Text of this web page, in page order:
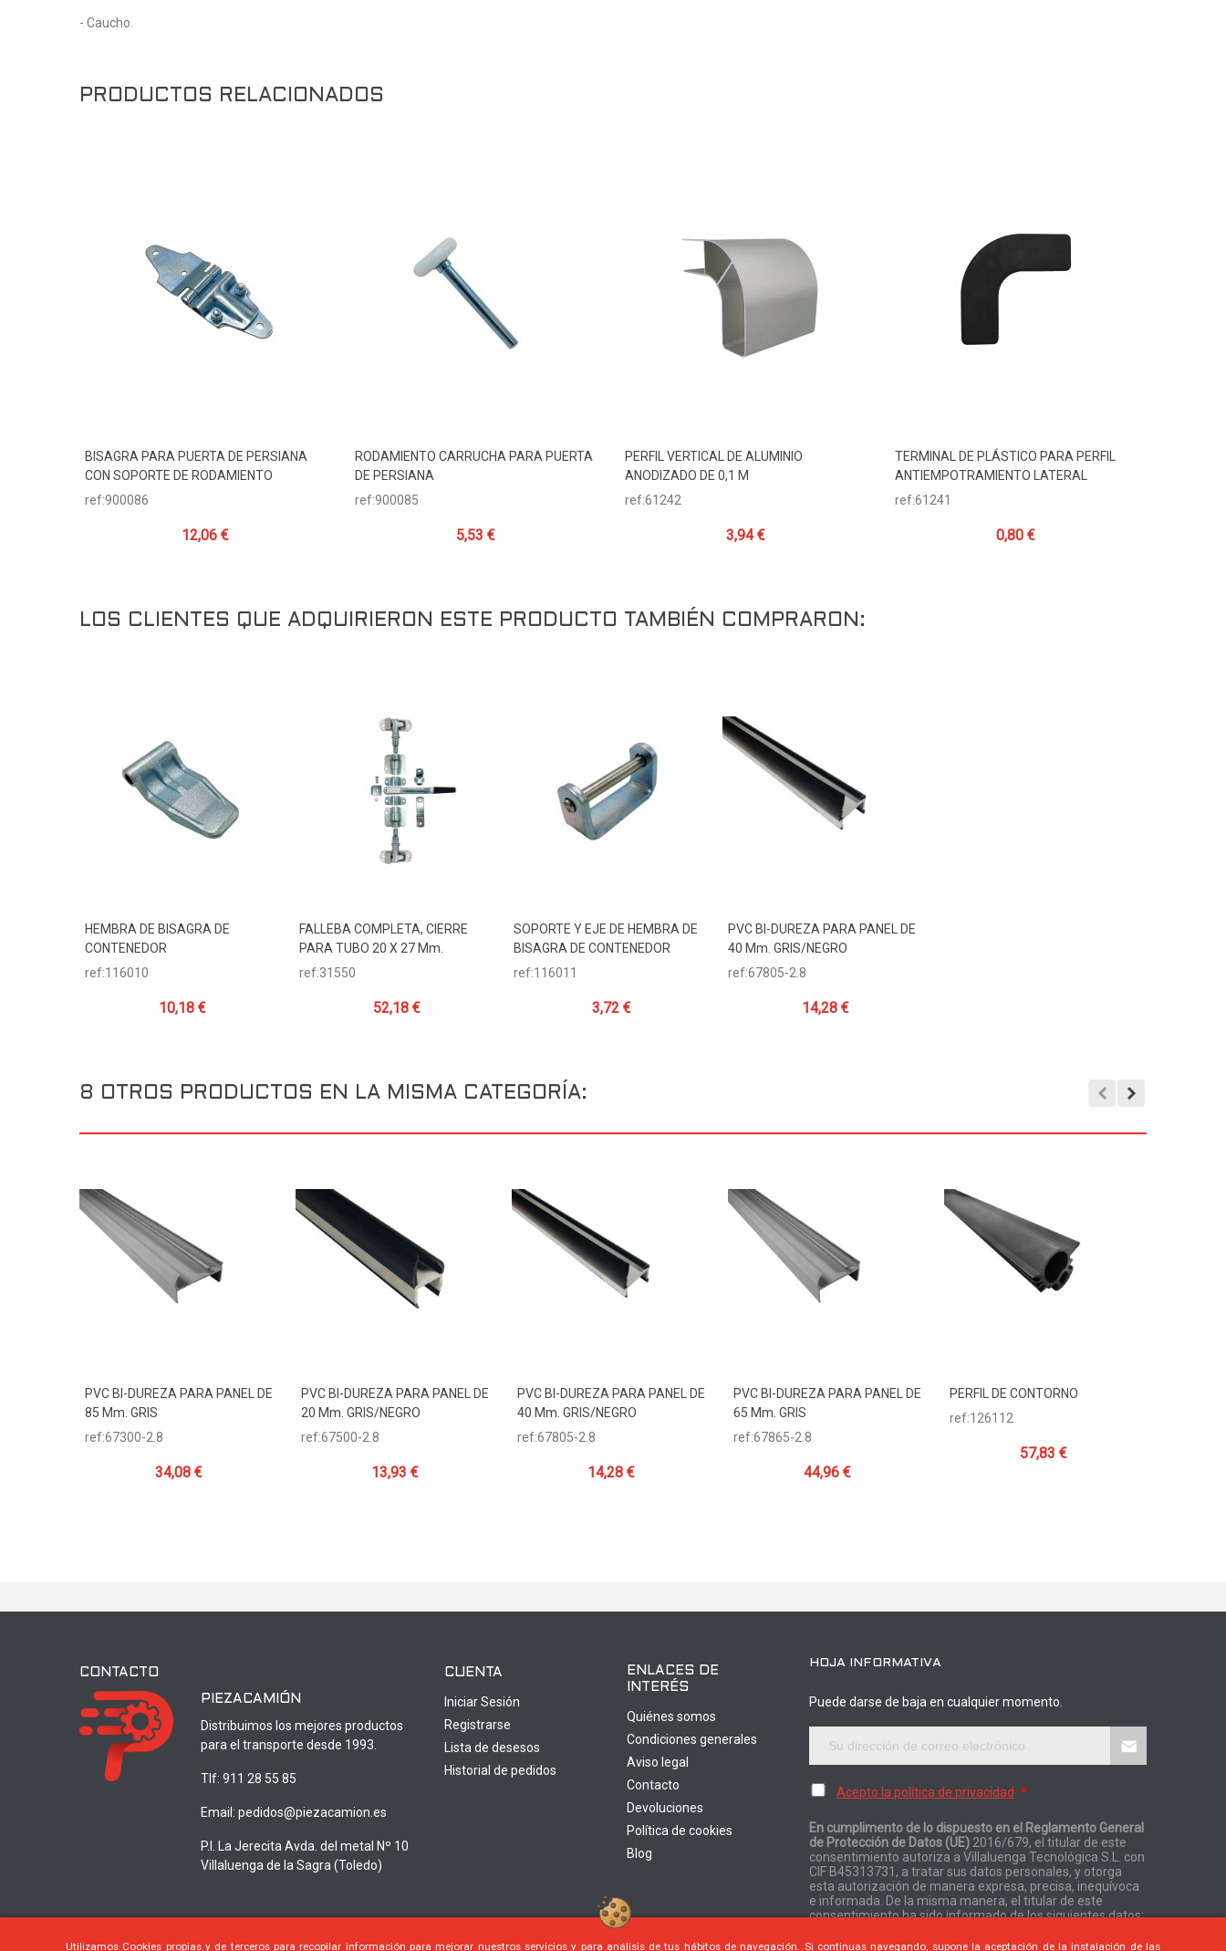
Utilizamos Cookies propias y de terceros para recopilar información para mejorar nuestros servicios y para análisis de tus hábitos de navegación. Si continuas navegando, supone la aceptación de la instalación de las
- Caucho.
PRODUCTOS RELACIONADOS
Añadir Al Carrito
BISAGRA PARA PUERTA DE PERSIANA
CON SOPORTE DE RODAMIENTO
ref:900086
12,06 €
Añadir Al Carrito
RODAMIENTO CARRUCHA PARA PUERTA
DE PERSIANA
ref:900085
5,53 €
Añadir Al Carrito
PERFIL VERTICAL DE ALUMINIO
ANODIZADO DE 0,1 M
ref:61242
3,94 €
Añadir Al Carrito
TERMINAL DE PLÁSTICO PARA PERFIL
ANTIEMPOTRAMIENTO LATERAL
ref:61241
0,80 €
LOS CLIENTES QUE ADQUIRIERON ESTE PRODUCTO TAMBIÉN COMPRARON:
Añadir Al Carrito
HEMBRA DE BISAGRA DE
CONTENEDOR
ref:116010
10,18 €
Añadir Al Carrito
FALLEBA COMPLETA, CIERRE
PARA TUBO 20 X 27 Mm.
ref:31550
52,18 €
Añadir Al Carrito
SOPORTE Y EJE DE HEMBRA DE
BISAGRA DE CONTENEDOR
ref:116011
3,72 €
Añadir Al Carrito
PVC BI-DUREZA PARA PANEL DE
40 Mm. GRIS/NEGRO
ref:67805-2.8
14,28 €
8 OTROS PRODUCTOS EN LA MISMA CATEGORÍA:
Añadir Al Carrito
PVC BI-DUREZA PARA PANEL DE
85 Mm. GRIS
ref:67300-2.8
34,08 €
Añadir Al Carrito
PVC BI-DUREZA PARA PANEL DE
20 Mm. GRIS/NEGRO
ref:67500-2.8
13,93 €
Añadir Al Carrito
PVC BI-DUREZA PARA PANEL DE
40 Mm. GRIS/NEGRO
ref:67805-2.8
14,28 €
Añadir Al Carrito
PVC BI-DUREZA PARA PANEL DE
65 Mm. GRIS
ref:67865-2.8
44,96 €
Añadir Al Carrito
PERFIL DE CONTORNO
ref:126112
57,83 €
CONTACTO
PIEZACAMIÓN
Distribuimos los mejores productos
para el transporte desde 1993.
Tlf:911 28 55 85
Email:pedidos@piezacamion.es
P.I. La Jerecita Avda. del metal Nº 10
Villaluenga de la Sagra (Toledo)
CUENTA
Iniciar Sesión
Registrarse
Lista de desesos
Historial de pedidos
ENLACES DE
INTERÉS
Quiénes somos
Condiciones generales
Aviso legal
Contacto
Devoluciones
Política de cookies
Blog
HOJA INFORMATIVA
Puede darse de baja en cualquier momento.
Acepto la política de privacidad *
En cumplimento de lo dispuesto en el Reglamento General
de Protección de Datos (UE) 2016/679, el titular de este
consentimiento autoriza a Villaluenga Tecnológica S.L. con
CIF B45313731, a tratar sus datos personales, y otorga
esta autorización de manera expresa, precisa, inequívoca
e informada. De la misma manera, el titular de este
consentimiento ha sido informado de los siguientes datos: